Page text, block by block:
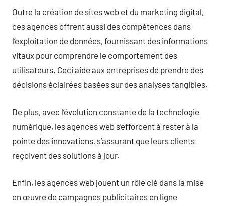
Outre la création de sites web et du marketing digital,
ces agences offrent aussi des compétences dans
l’exploitation de données, fournissant des informations
vitaux pour comprendre le comportement des
utilisateurs. Ceci aide aux entreprises de prendre des
décisions éclairées basées sur des analyses tangibles.
De plus, avec l’évolution constante de la technologie
numérique, les agences web s’efforcent à rester à la
pointe des innovations, s’assurant que leurs clients
reçoivent des solutions à jour.
Enfin, les agences web jouent un rôle clé dans la mise
en œuvre de campagnes publicitaires en ligne